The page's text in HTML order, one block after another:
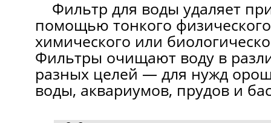
Фильтр для воды удаляет
помощью тонкого
химического или
Фильтры очищают воду в
разных целей — для нужд
воды, аквариумов, прудов и